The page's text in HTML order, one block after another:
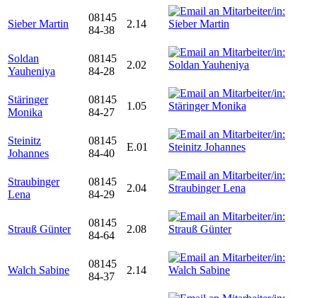
Sieber Martin
08145
84-38
2.14
Soldan
Yauheniya
08145
84-28
2.02
Stäringer
Monika
08145
84-27
1.05
Steinitz
Johannes
08145
84-40
E.01
Straubinger
Lena
08145
84-29
2.04
Strauß Günter
08145
84-64
2.08
Walch Sabine
08145
84-37
2.14